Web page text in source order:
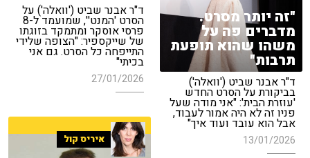
ד"ר אבנר שביט ('וואלה') על
הסרט 'המנט'', שמועמד ל-8
פרסי אוסקר ומתמקד בזוגתו
של שייקספיר: "הצופה שלידי
התייפחה כל הסרט. גם אני
בכיתי"
27/01/2026
"זה יותר מסרט.
מדברים פה על
משהו שהוא תופעת
תרבות"
ד"ר אבנר שביט ('וואלה')
בביקורת על הסרט החדש
'עוזרת הבית': "אני מודה שעל
פניו זה לא היה אמור לעבוד,
אבל הוא עובד ועוד איך"
13/01/2026 איריס קול